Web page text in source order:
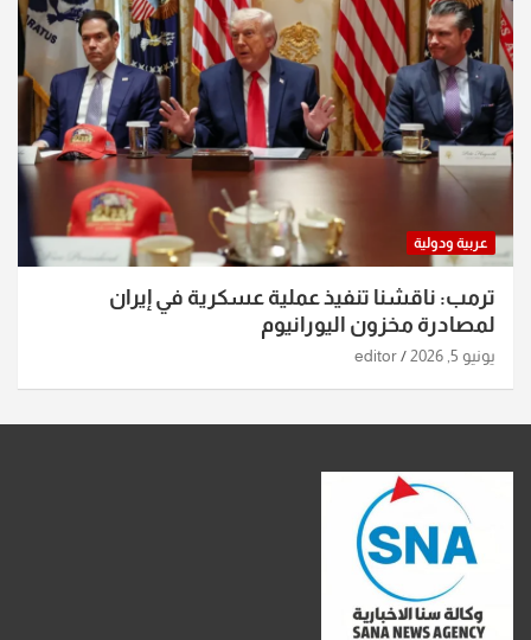
عربية ودولية
ترمب: ناقشنا تنفيذ عملية عسكرية في إيران
لمصادرة مخزون اليورانيوم
يونيو 5, 2026 editor